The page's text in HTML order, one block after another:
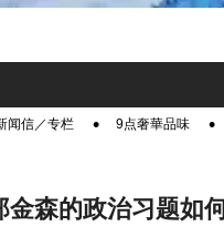
闻信／专栏 9点奢華品味
森的政治习题如